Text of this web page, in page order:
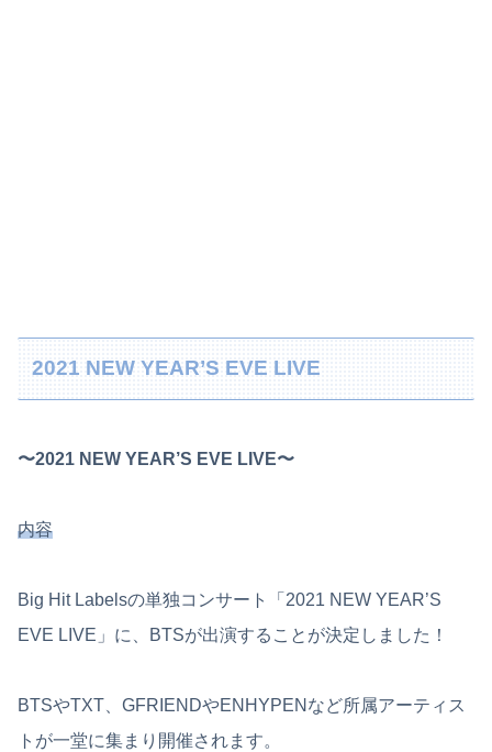
2021 NEW YEAR’S EVE LIVE
〜2021 NEW YEAR’S EVE LIVE〜
内容
Big Hit Labelsの単独コンサート「2021 NEW YEAR’S
EVE LIVE」に、BTSが出演することが決定しました！
BTSやTXT、GFRIENDやENHYPENなど所属アーティス
トが一堂に集まり開催されます。